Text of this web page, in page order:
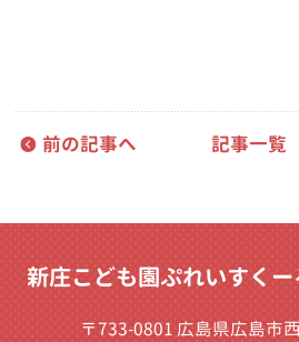
前の記事へ 記事一覧
新庄こども園ぷれいすく
〒733-0801 広島県広島市